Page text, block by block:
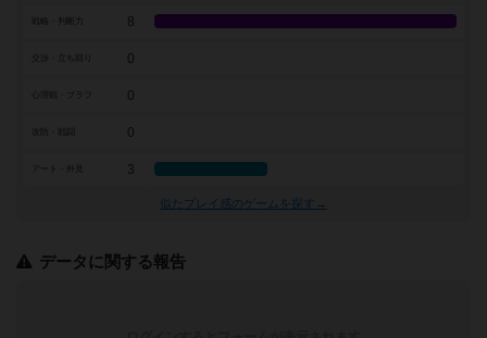
8
交渉・立ち回り 0
0
0
アート・外見 3
似たプレイ感のゲームを探す→
データに関する報告